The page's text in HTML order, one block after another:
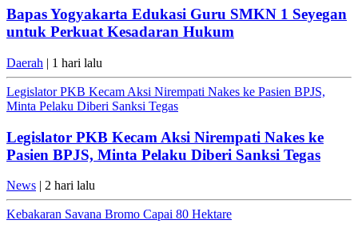
Bapas Yogyakarta Edukasi Guru SMKN 1 Seyegan
untuk Perkuat Kesadaran Hukum
Daerah | 1 hari lalu
Legislator PKB Kecam Aksi Nirempati Nakes ke Pasien BPJS,
Minta Pelaku Diberi Sanksi Tegas
Legislator PKB Kecam Aksi Nirempati Nakes ke
Pasien BPJS, Minta Pelaku Diberi Sanksi Tegas
News | 2 hari lalu
Kebakaran Savana Bromo Capai 80 Hektare